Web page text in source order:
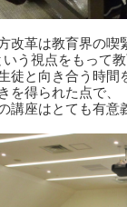
改革は教育界の喫
う視点をもって
徒と向き合う時
を得られた点で、
講座はとても有意